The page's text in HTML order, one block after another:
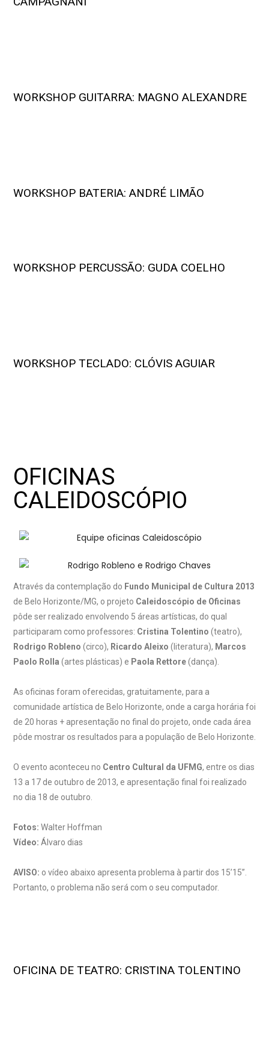
WORKSHOP GUITARRA: MAGNO ALEXANDRE
WORKSHOP BATERIA: ANDRÉ LIMÃO
WORKSHOP PERCUSSÃO: GUDA COELHO
WORKSHOP TECLADO: CLÓVIS AGUIAR
OFICINAS
CALEIDOSCÓPIO
Através da contemplação do Fundo Municipal de Cultura 2013
de Belo Horizonte/MG, o projeto Caleidoscópio de Oficinas
pôde ser realizado envolvendo 5 áreas artísticas, do qual
participaram como professores: Cristina Tolentino (teatro),
Rodrigo Robleno (circo), Ricardo Aleixo (literatura), Marcos
Paolo Rolla (artes plásticas) e Paola Rettore(dança).
As oficinas foram oferecidas, gratuitamente, para a
comunidade artística de Belo Horizonte, onde a carga horária foi
de 20 horas + apresentação no final do projeto, onde cada área
pôde mostrar os resultados para a população de Belo Horizonte.
O evento aconteceu no Centro Cultural da UFMG, entre os dias
13 a 17 de outubro de 2013, e apresentação final foi realizado
no dia 18 de outubro.
Fotos: Walter Hoffman
Vídeo: Álvaro dias
AVISO: o vídeo abaixo apresenta problema à partir dos 15’15”.
Portanto, o problema não será com o seu computador.
OFICINA DE TEATRO: CRISTINA TOLENTINO